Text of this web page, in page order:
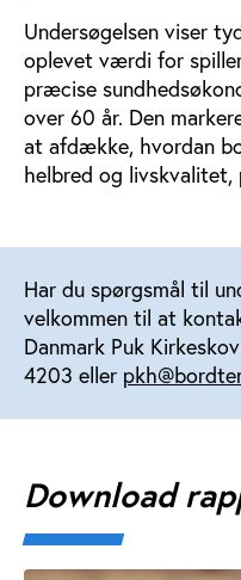
Undersøgelsen viser
oplevet værdi for
præcise
over 60 år. Den
at afdække, hvordan
helbred og livskvalitet,
Har du spørgsmål til
velkommen til at
Danmark Puk
4203 eller
Download